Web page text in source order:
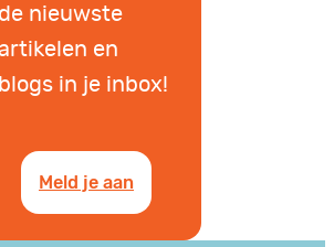
de nieuwste
en
blogs in je inbox!
Meld je aan